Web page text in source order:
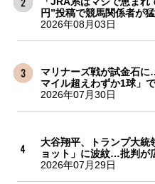
円”投稿で競馬関係者が
2026年08月03日
マリナーズ戦が試金石
マイル超えわずか1球」
2026年07月30日
大谷翔平、トランプ大統
ョット」に波紋…批判が
2026年07月29日